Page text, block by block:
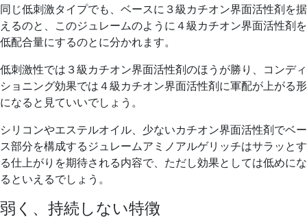
同じ低刺激タイプでも、ベースに３級カチオン界面活性剤を据
えるのと、このジュレームのように４級カチオン界面活性剤を
低配合量にするのとに分かれます。
低刺激性では３級カチオン界面活性剤のほうが勝り、コンディ
ショニング効果では４級カチオン界面活性剤に軍配が上がる形
になると見ていいでしょう。
シリコンやエステルオイル、少ないカチオン界面活性剤でベー
ス部分を構成するジュレームアミノアルゲリッチはサラッとす
る仕上がり を期待される内容で、ただし効果としては低めにな
るといえるでしょう。
弱く、持続しない特徴